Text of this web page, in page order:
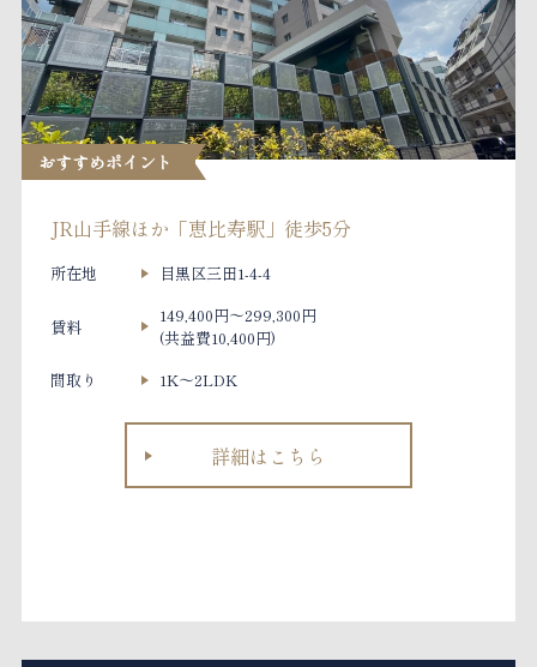
おすすめポイント
JR山手線ほか「恵比寿駅」徒歩5分
所在地 目黒区三田1-4-4
賃料
149,400円～299,300円
(共益費10,400円)
間取り
1K～2LDK
詳細はこちら